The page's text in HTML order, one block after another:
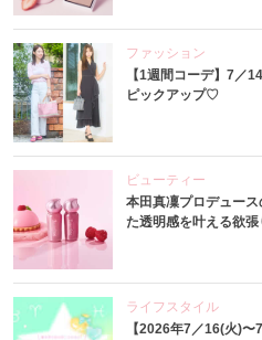
ファッション
【1週間コーデ】7／
ピックアップ♡
ビューティー
本田真凜プロデュー
た透明感を叶える欲張
ライフスタイル
【2026年7／16(火)